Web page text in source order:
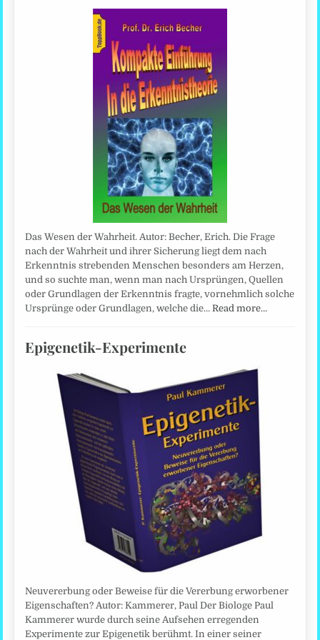
Das Wesen der Wahrheit. Autor: Becher, Erich. Die Frage
nach der Wahrheit und ihrer Sicherung liegt dem nach
Erkenntnis strebenden Menschen besonders am Herzen,
und so suchte man, wenn man nach Ursprüngen, Quellen
oder Grundlagen der Erkenntnis fragte, vornehmlich solche
Ursprünge oder Grundlagen, welche die…Read more…
Epigenetik-Experimente
Neuvererbung oder Beweise für die Vererbung erworbener
Eigenschaften? Autor: Kammerer, Paul Der Biologe Paul
Kammerer wurde durch seine Aufsehen erregenden
Experimente zur Epigenetik berühmt. In einer seiner